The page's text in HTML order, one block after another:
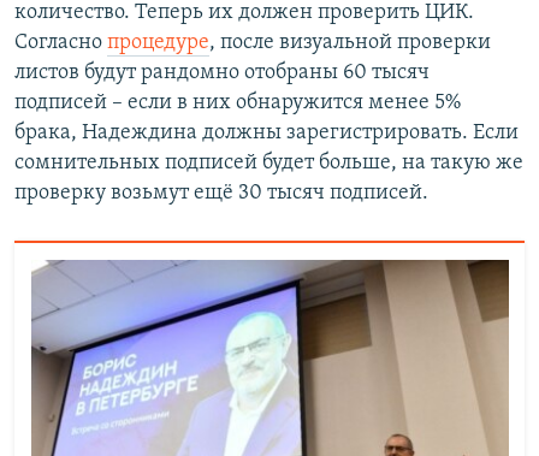
количество. Теперь их должен проверить ЦИК.
Согласно процедуре, после визуальной проверки
листов будут рандомно отобраны 60 тысяч
подписей – если в них обнаружится менее 5%
брака, Надеждина должны зарегистрировать. Если
сомнительных подписей будет больше, на такую же
проверку возьмут ещё 30 тысяч подписей.